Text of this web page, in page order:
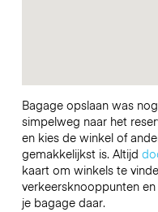
Bagage opslaan was
simpelweg naar het
en kies de winkel of
gemakkelijkst is. Altijd
kaart om winkels te
verkeersknooppunten
je bagage daar.